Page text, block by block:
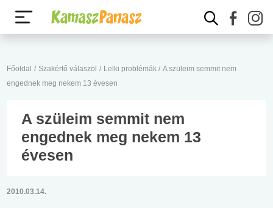
Főoldal / Szakértő válaszol / Lelki problémák / A szüleim semmit nem
engednek meg nekem 13 évesen
A szüleim semmit nem
engednek meg nekem 13
évesen
2010.03.14.